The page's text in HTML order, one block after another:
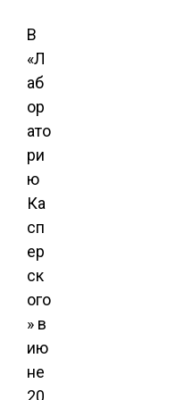
В
«Л
аб
ор
ато
ри
ю
Ка
сп
ер
ск
ого
» в
ию
не
20